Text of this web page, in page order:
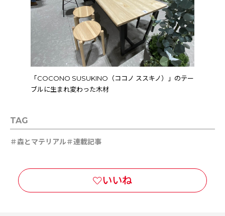
「COCONO SUSUKINO（ココノ ススキノ）」のテー
ブルに生まれ変わった木材
TAG
森とマテリアル 連載記事